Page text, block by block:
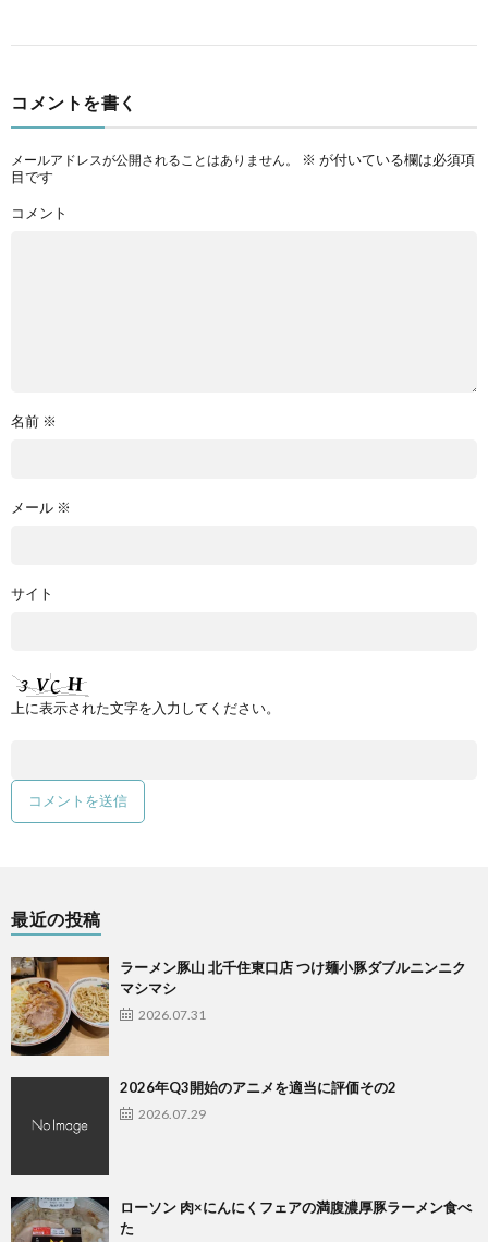
コメントを書く
メールアドレスが公開されることはありません。 ※ が付いている欄は必須項
目です
コメント
名前 ※
メール ※
サイト
上に表示された文字を入力してください。
最近の投稿
ラーメン豚山 北千住東口店 つけ麺小豚ダブルニンニク
マシマシ
2026.07.31
2026年Q3開始のアニメを適当に評価その2
2026.07.29
ローソン 肉×にんにくフェアの満腹濃厚豚ラーメン食べ
た